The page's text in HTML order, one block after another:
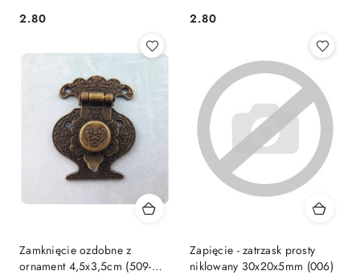
Cena:
2.80 Cena:
2.80
Zamknięcie ozdobne z
ornament 4,5x3,5cm (509-
Zapięcie - zatrzask prosty
niklowany 30x20x5mm (006)